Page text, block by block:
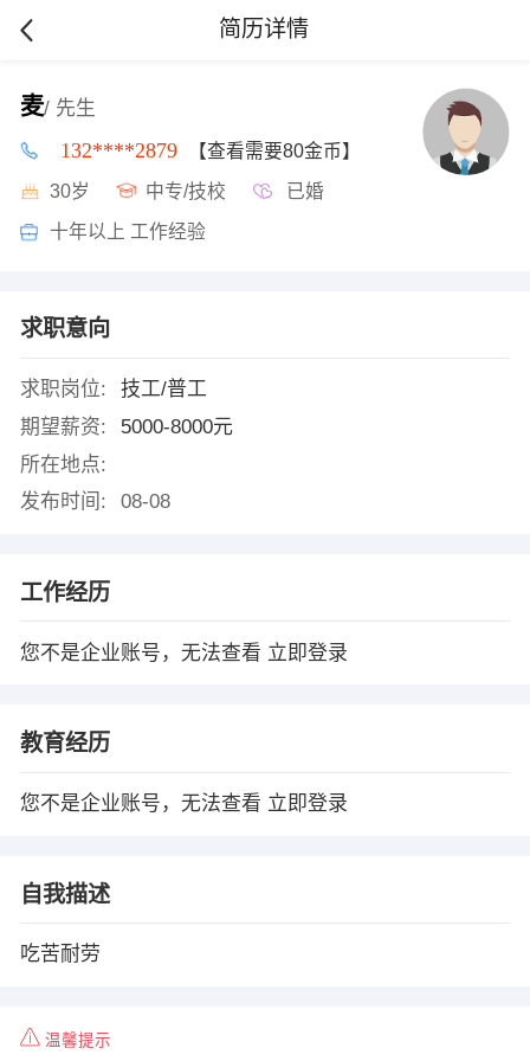
简历详情
麦/ 先生
132****2879 【查看需要80金币】
30岁 中专/技校 已婚
十年以上 工作经验
求职意向
求职岗位:
技工/普工
期望薪资:
5000-8000元
所在地点:
发布时间:
08-08
工作经历
您不是企业账号，无法查看 立即登录
教育经历
您不是企业账号，无法查看 立即登录
自我描述
吃苦耐劳
温馨提示